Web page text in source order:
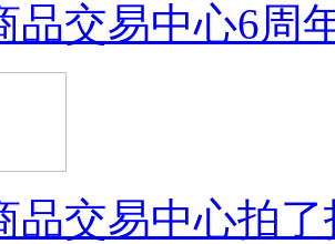
品交易中心6周
品交易中心拍